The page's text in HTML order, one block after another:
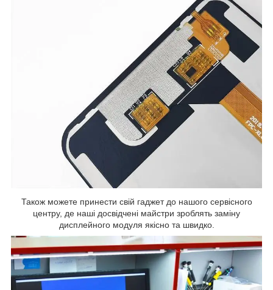
Також можете принести свій гаджет до нашого сервісного
центру, де наші досвідчені майстри зроблять заміну
дисплейного модуля якісно та швидко.